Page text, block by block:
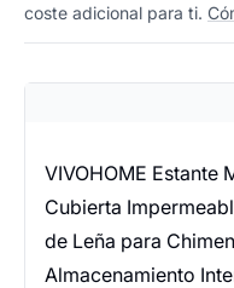
coste adicional para ti.
VIVOHOME Estante
Cubierta
de Leña para
Almacenamiento